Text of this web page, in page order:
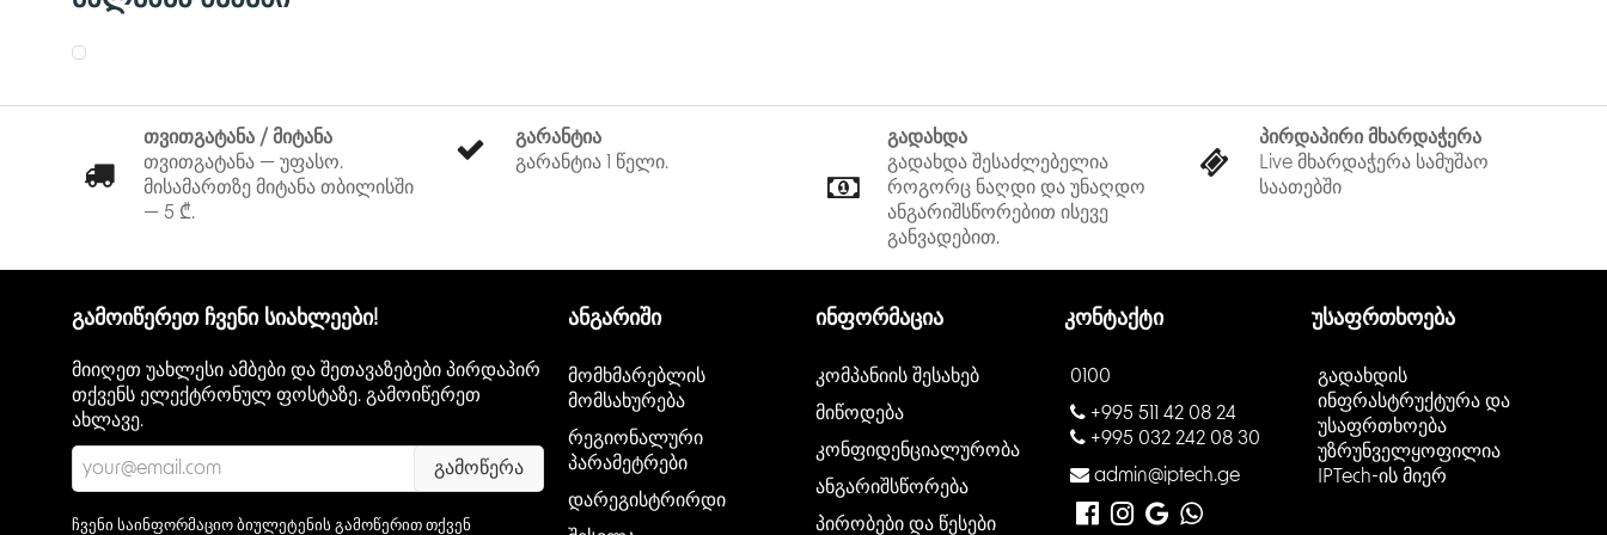
თვითგატანა / მიტანა
თვითგატანა — უფასო.
მისამართზე მიტანა თბილისში
— 5 ₾.
გარანტია
გარანტია 1 წელი.
გადახდა
გადახდა შესაძლებელია
როგორც ნაღდი და უნაღდო
ანგარიშსწორებით ისევე
განვადებით.
პირდაპირი მხარდაჭერა
Live მხარდაჭერა სამუშაო
საათებში
გამოიწერეთ ჩვენი სიახლეები!
მიიღეთ უახლესი ამბები და შეთავაზებები პირდაპირ
თქვენს ელექტრონულ ფოსტაზე. გამოიწერეთ
ახლავე.
გამოწერა
ჩვენი საინფორმაციო ბიულეტენის გამოწერით თქვენ
ანგარიში
მომხმარებლის
მომსახურება
რეგიონალური
პარამეტრები
დარეგისტრირდი
ინფორმაცია
კომპანიის შესახებ
მიწოდება
კონფიდენციალურობა
ანგარიშსწორება
პირობები და წესები
კონტაქტი
0100
+995 511 42 08 24
+995 032 242 08 30
admin@iptech.ge
უსაფრთხოება
გადახდის
ინფრასტრუქტურა და
უსაფრთხოება
უზრუნველყოფილია
IPTech-ის მიერ